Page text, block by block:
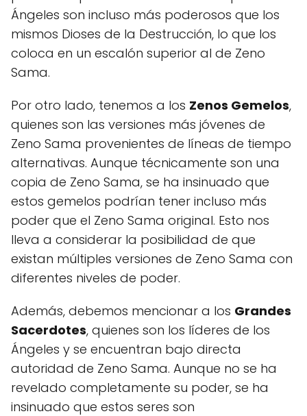
Ángeles son incluso más poderosos que los
mismos Dioses de la Destrucción, lo que los
coloca en un escalón superior al de Zeno
Sama.
Por otro lado, tenemos a los Zenos Gemelos,
quienes son las versiones más jóvenes de
Zeno Sama provenientes de líneas de tiempo
alternativas. Aunque técnicamente son una
copia de Zeno Sama, se ha insinuado que
estos gemelos podrían tener incluso más
poder que el Zeno Sama original. Esto nos
lleva a considerar la posibilidad de que
existan múltiples versiones de Zeno Sama con
diferentes niveles de poder.
Además, debemos mencionar a los Grandes
Sacerdotes, quienes son los líderes de los
Ángeles y se encuentran bajo directa
autoridad de Zeno Sama. Aunque no se ha
revelado completamente su poder, se ha
insinuado que estos seres son